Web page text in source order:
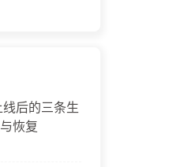
后的三条生
恢复